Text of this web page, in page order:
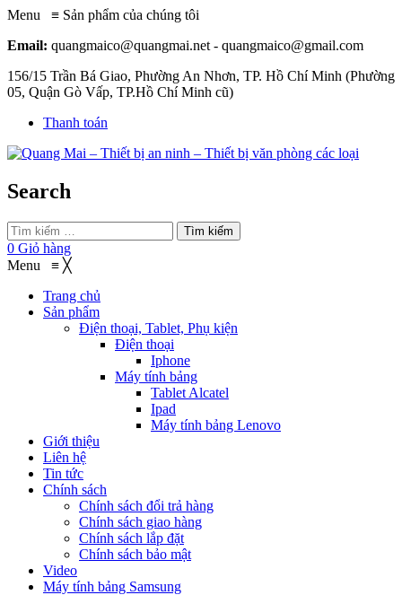
Menu ≡ Sản phẩm của chúng tôi
Email: quangmaico@quangmai.net - quangmaico@gmail.com
156/15 Trần Bá Giao, Phường An Nhơn, TP. Hồ Chí Minh (Phường
05, Quận Gò Vấp, TP.Hồ Chí Minh cũ)
Thanh toán
Search
Tìm kiếm
0 Giỏ hàng
Menu ≡ ╳
Trang chủ
Sản phẩm
Điện thoại, Tablet, Phụ kiện
Điện thoại
Iphone
Máy tính bảng
Tablet Alcatel
Ipad
Máy tính bảng Lenovo
Giới thiệu
Liên hệ
Tin tức
Chính sách
Chính sách đổi trả hàng
Chính sách giao hàng
Chính sách lắp đặt
Chính sách bảo mật
Video
Máy tính bảng Samsung